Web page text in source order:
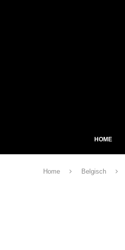
HOME
Home Belgisch